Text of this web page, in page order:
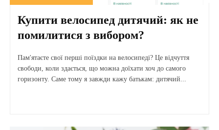
Купити велосипед дитячий: як не
помилитися з вибором?
Пам'ятаєте свої перші поїздки на велосипеді? Це відчуття
свободи, коли здається, що можна доїхати хоч до самого
горизонту. Саме тому я завжди кажу батькам: дитячий...